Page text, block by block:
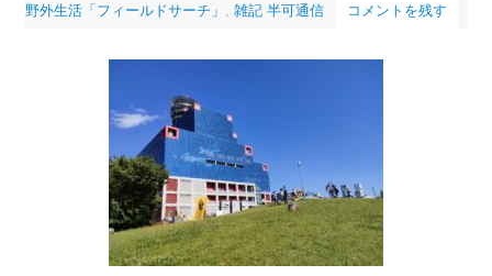
野外生活「フィールドサーチ」 雑記 半可通信 コメントを残す